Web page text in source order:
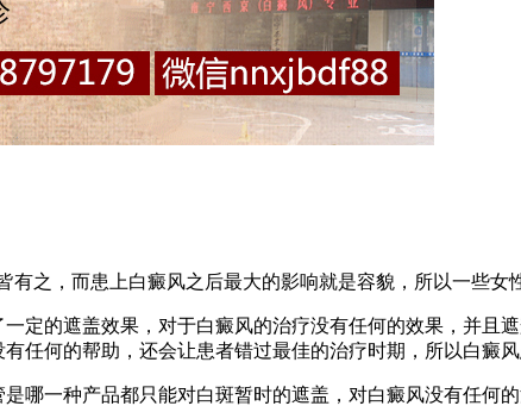
之，而患上白癜风之后最大的影响就是容貌，所以一些女
的遮盖效果，对于白癜风的治疗没有任何的效果，并且
任何的帮助，还会让患者错过最佳的治疗时期，所以白癜
一种产品都只能对白斑暂时的遮盖，对白癜风没有任何